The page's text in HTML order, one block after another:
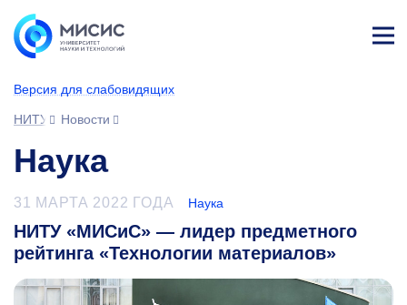
Версия для слабовидящих
НИТУ МИСИС
Новости
Наука
31 МАРТА 2022 ГОДА Наука
НИТУ «МИСиС» — лидер предметного
рейтинга «Технологии материалов»